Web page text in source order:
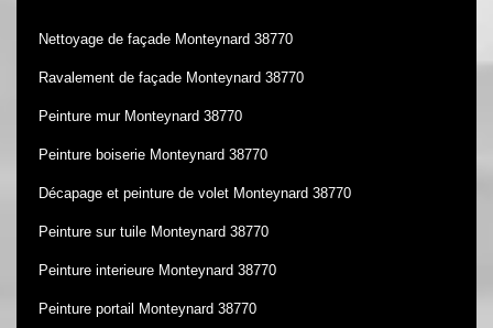
Nettoyage de façade Monteynard 38770
Ravalement de façade Monteynard 38770
Peinture mur Monteynard 38770
Peinture boiserie Monteynard 38770
Décapage et peinture de volet Monteynard 38770
Peinture sur tuile Monteynard 38770
Peinture interieure Monteynard 38770
Peinture portail Monteynard 38770